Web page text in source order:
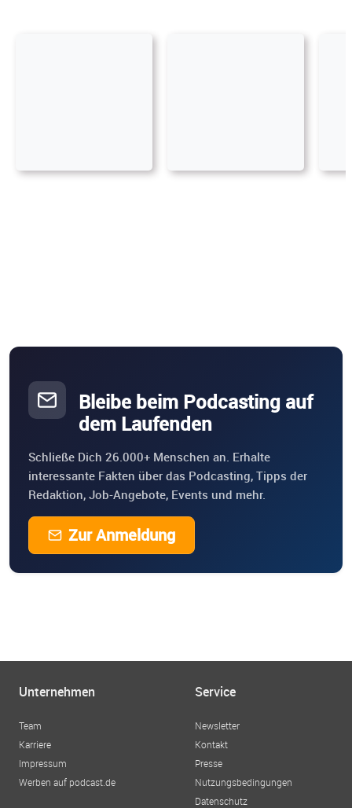
Bleibe beim Podcasting auf
dem Laufenden
Schließe Dich 26.000+ Menschen an. Erhalte
interessante Fakten über das Podcasting, Tipps der
Redaktion, Job-Angebote, Events und mehr.
Zur Anmeldung
Unternehmen
Team
Karriere
Impressum
Werben auf podcast.de
Service
Newsletter
Kontakt
Presse
Nutzungsbedingungen
Datenschutz